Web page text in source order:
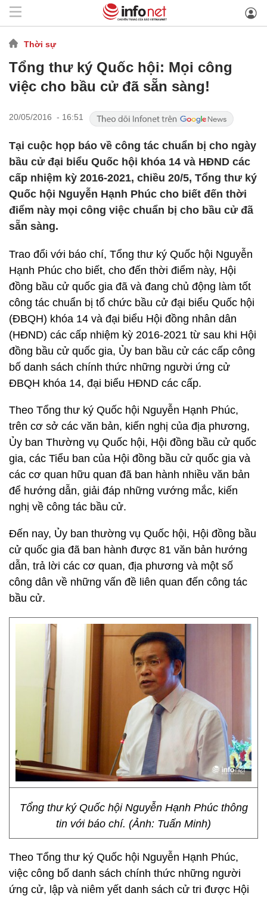
Thời sự
Tổng thư ký Quốc hội: Mọi công
việc cho bầu cử đã sẵn sàng!
20/05/2016 - 16:51
Tại cuộc họp báo về công tác chuẩn bị cho ngày
bầu cử đại biểu Quốc hội khóa 14 và HĐND các
cấp nhiệm kỳ 2016-2021, chiều 20/5, Tổng thư ký
Quốc hội Nguyễn Hạnh Phúc cho biết đến thời
điểm này mọi công việc chuẩn bị cho bầu cử đã
sẵn sàng.
Trao đổi với báo chí, Tổng thư ký Quốc hội Nguyễn
Hạnh Phúc cho biết, cho đến thời điểm này, Hội
đồng bầu cử quốc gia đã và đang chủ động làm tốt
công tác chuẩn bị tổ chức bầu cử đại biểu Quốc hội
(ĐBQH) khóa 14 và đại biểu Hội đồng nhân dân
(HĐND) các cấp nhiệm kỳ 2016-2021 từ sau khi Hội
đồng bầu cử quốc gia, Ủy ban bầu cử các cấp công
bố danh sách chính thức những người ứng cử
ĐBQH khóa 14, đại biểu HĐND các cấp.
Theo Tổng thư ký Quốc hội Nguyễn Hạnh Phúc,
trên cơ sở các văn bản, kiến nghị của địa phương,
Ủy ban Thường vụ Quốc hội, Hội đồng bầu cử quốc
gia, các Tiểu ban của Hội đồng bầu cử quốc gia và
các cơ quan hữu quan đã ban hành nhiều văn bản
để hướng dẫn, giải đáp những vướng mắc, kiến
nghị về công tác bầu cử.
Đến nay, Ủy ban thường vụ Quốc hội, Hội đồng bầu
cử quốc gia đã ban hành được 81 văn bản hướng
dẫn, trả lời các cơ quan, địa phương và một số
công dân về những vấn đề liên quan đến công tác
bầu cử.
Tổng thư ký Quốc hội Nguyễn Hạnh Phúc thông
tin với báo chí. (Ảnh: Tuấn Minh)
Theo Tổng thư ký Quốc hội Nguyễn Hạnh Phúc,
việc công bố danh sách chính thức những người
ứng cử, lập và niêm yết danh sách cử tri được Hội